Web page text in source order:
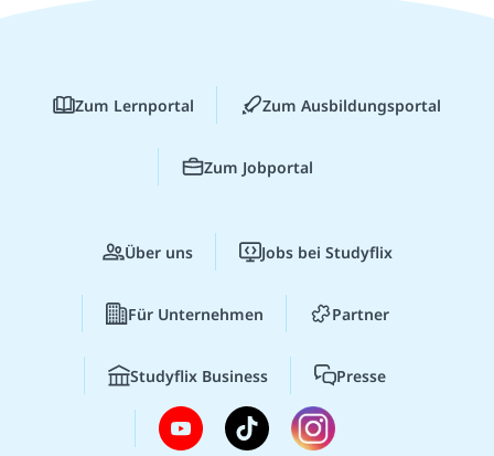
Zum Lernportal Zum Ausbildungsportal
Zum Jobportal
Über uns Jobs bei Studyflix
Für Unternehmen Partner
Studyflix Business Presse